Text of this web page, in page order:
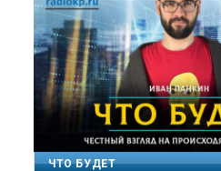
ЧТО БУДЕТ